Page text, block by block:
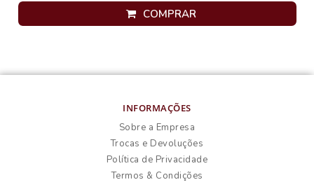
COMPRAR
INFORMAÇÕES
Sobre a Empresa
Trocas e Devoluções
Política de Privacidade
Termos & Condições